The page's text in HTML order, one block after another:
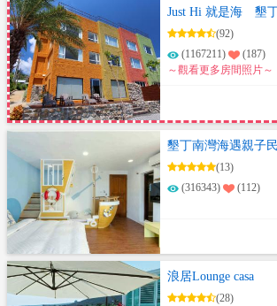
Just Hi 就是海 墾
海景民宿(92)
(1167211)
(187)
～觀看更多房間照片～
墾丁南灣海遇親子
(13)
(316343)
(112)
浪居Lounge casa
(28)